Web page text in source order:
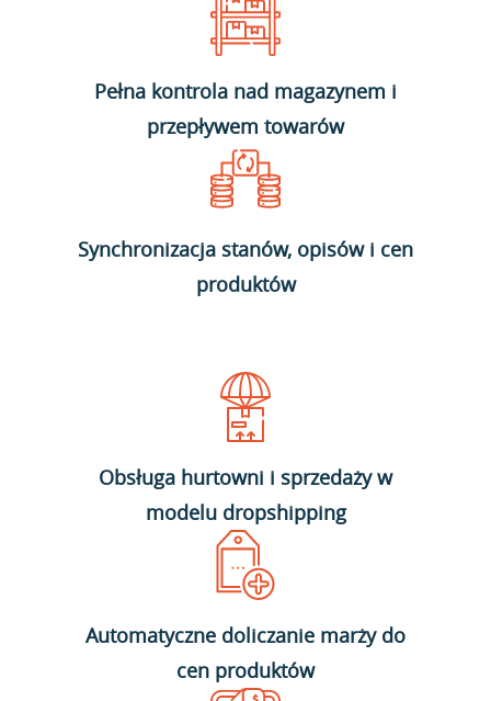
Pełna kontrola nad magazynem i
przepływem towarów
Synchronizacja stanów, opisów i cen
produktów
Obsługa hurtowni i sprzedaży w
modelu dropshipping
Automatyczne doliczanie marży do
cen produktów